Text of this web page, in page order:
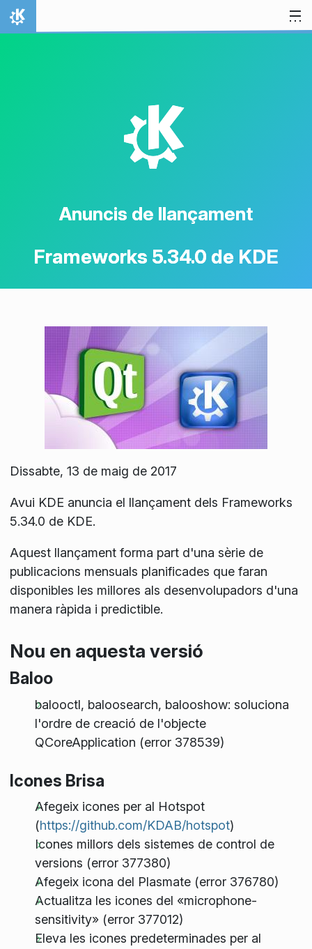
Salta al contingut
Inici
K
Anuncis de llançament
Frameworks 5.34.0 de KDE
Dissabte, 13 de maig de 2017
Avui KDE anuncia el llançament dels Frameworks
5.34.0 de KDE.
Aquest llançament forma part d'una sèrie de
publicacions mensuals planificades que faran
disponibles les millores als desenvolupadors d'una
manera ràpida i predictible.
Nou en aquesta versió
Baloo
balooctl, baloosearch, balooshow: soluciona
l'ordre de creació de l'objecte
QCoreApplication (error 378539)
Icones Brisa
Afegeix icones per al Hotspot
(https://github.com/KDAB/hotspot)
Icones millors dels sistemes de control de
versions (error 377380)
Afegeix icona del Plasmate (error 376780)
Actualitza les icones del «microphone-
sensitivity» (error 377012)
Eleva les icones predeterminades per al